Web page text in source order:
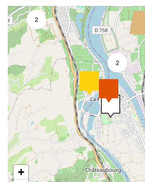
2
2
8
+